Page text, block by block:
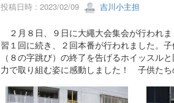
投稿日時 : 2023/02/09 吉川小主担
２月８日、９日に大繩大会集会が行われ
習１回に続き、２回本番が行われました。
（８の字跳び）の終了を告げるホイッスル
力で取り組む姿に感動しました！ 子供たち